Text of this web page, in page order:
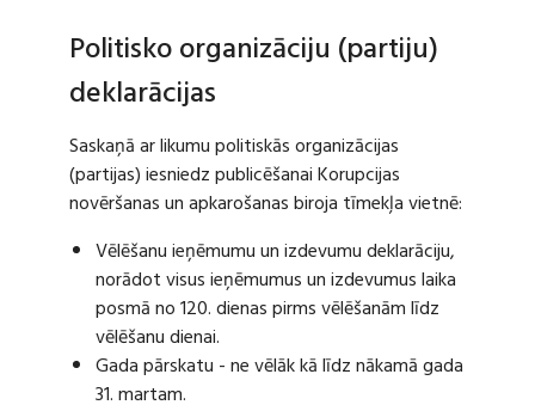
Politisko organizāciju (partiju)
deklarācijas
Saskaņā ar likumu politiskās organizācijas
(partijas) iesniedz publicēšanai Korupcijas
novēršanas un apkarošanas biroja tīmekļa vietnē:
Vēlēšanu ieņēmumu un izdevumu deklarāciju,
norādot visus ieņēmumus un izdevumus laika
posmā no 120. dienas pirms vēlēšanām līdz
vēlēšanu dienai.
Gada pārskatu - ne vēlāk kā līdz nākamā gada
31. martam.